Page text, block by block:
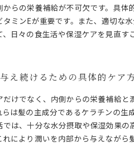
らの栄養補給が不可欠です。具
ミンEが重要です。また、適切な
日々の食生活や保湿ケアを見直す
え続けるための具体的ケア
けでなく、内側からの栄養補給
は髪の主成分であるケラチンの
は、十分な水分摂取や保湿効果
により潤いを内部から与えなが